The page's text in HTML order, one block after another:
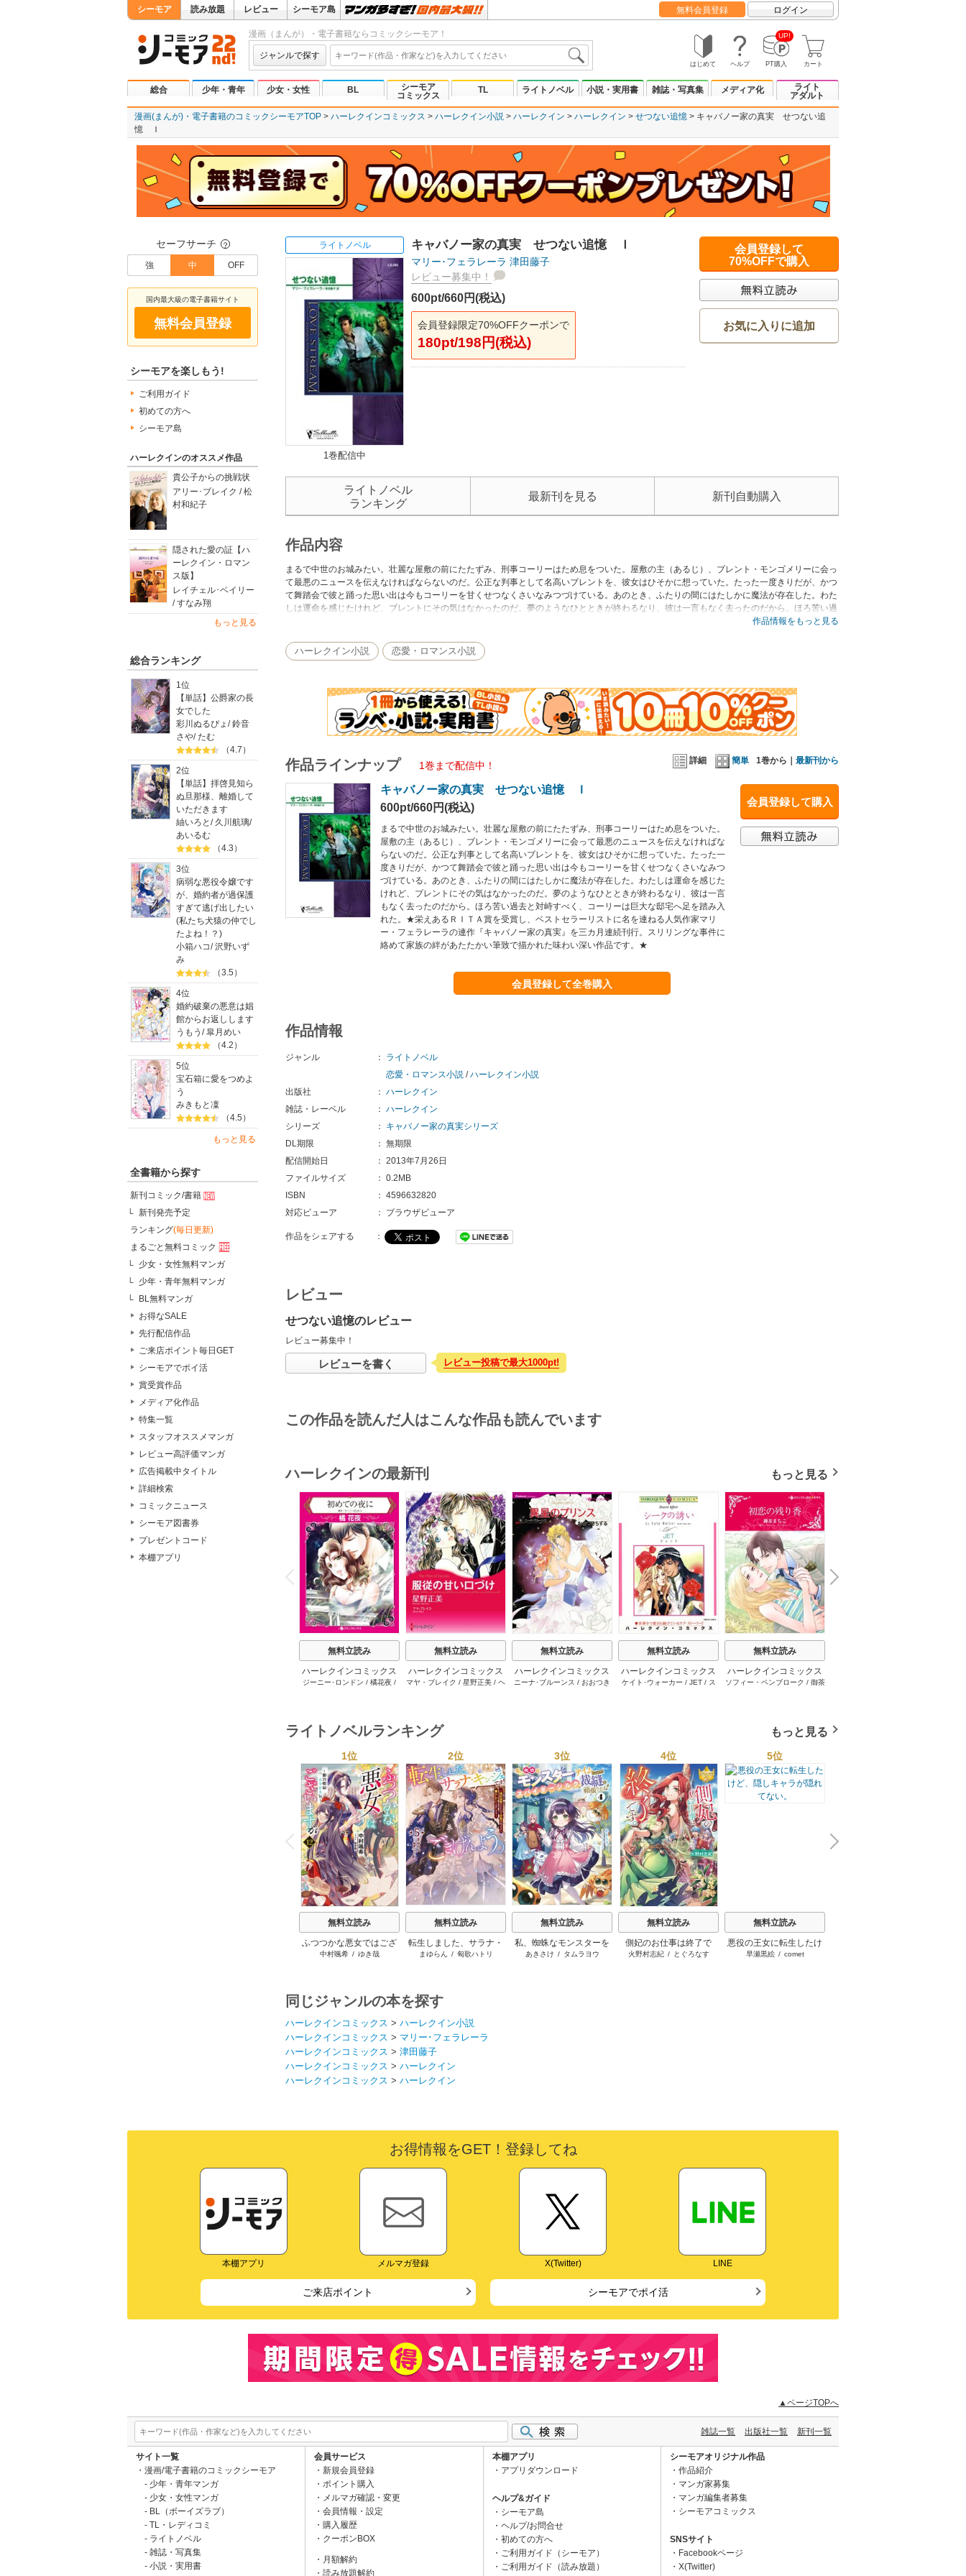
シーモア 読み放題 レビュー シーモア島 無料会員登録 ログイン
漫画（まんが）・電子書籍ならコミックシーモア！
ジャンルで探す
はじめて ヘルプ
UP!
PT購入 カート
総合 少年・青年 少女・女性 BL
シーモア
コミックス
TL ライトノベル 小説・実用書 雑誌・写真集 メディア化
ライト
アダルト
漫画(まんが)・電子書籍のコミックシーモアTOP ハーレクインコミックス ハーレクイン小説 ハーレクイン ハーレクイン せつない追憶
キャバノー家の真実 せつない追
憶 Ｉ
セーフサーチ ？
強 中 OFF
国内最大級の電子書籍サイト
無料会員登録
シーモアを楽しもう!
ご利用ガイド
初めての方へ
シーモア島
ハーレクインのオススメ作品
貴公子からの挑戦状
アリー･ブレイク / 松
村和紀子
隠された愛の証【ハ
ーレクイン・ロマン
ス版】
レイチェル･ベイリー
/ すなみ翔
もっと見る
総合ランキング
1位
【単話】公爵家の長
女でした
彩川ぬるぴょ /鈴音
さや/たむ
（4.7）
2位
【単話】拝啓見知ら
ぬ旦那様、離婚して
いただきます
紬いろと / 久川航璃/
あいるむ
（4.3）
3位
病弱な悪役令嬢です
が、婚約者が過保護
すぎて逃げ出したい
(私たち犬猿の仲でし
たよね！？)
小箱ハコ/沢野いず
み
（3.5）
4位
婚約破棄の悪意は娼
館からお返しします
うもう /皐月めい
（4.2）
5位
宝石箱に愛をつめよ
う
みきもと凜
（4.5）
もっと見る
全書籍から探す
新刊コミック/書籍
新刊発売予定
ランキング(毎日更新)
まるごと無料コミック
少女・女性無料マンガ
少年・青年無料マンガ
BL無料マンガ
お得なSALE
先行配信作品
ご来店ポイント毎日GET
シーモアでポイ活
賞受賞作品
メディア化作品
特集一覧
スタッフオススメマンガ
レビュー高評価マンガ
広告掲載中タイトル
詳細検索
コミックニュース
シーモア図書券
プレゼントコード
本棚アプリ
ライトノベル
1巻配信中
キャバノー家の真実 せつない追憶 Ｉ
マリー･フェラレーラ 津田藤子
レビュー募集中！
600pt/660円(税込)
会員登録限定70%OFFクーポンで
180pt/198円(税込)
会員登録して
70%OFFで購入
お気に入りに追加
ライトノベル
ランキング
最新刊を見る 新刊自動購入
作品内容
まるで中世のお城みたい。壮麗な屋敷の前にたたずみ、刑事コーリーはため息をついた。屋敷の主（あるじ）、ブレント・モンゴメリーに会っ
て最悪のニュースを伝えなければならないのだ。公正な判事として名高いブレントを、彼女はひそかに想っていた。たった一度きりだが、かつ
て舞踏会で彼と踊った思い出は今もコーリーを甘くせつなくさいなみつづけている。あのとき、ふたりの間にはたしかに魔法が存在した。わた
しは運命を感じたけれど、ブレントにその気はなかったのだ。夢のようなひとときが終わるなり、彼は一言もなく去ったのだから。ほろ苦い過
去と対峙すべく、コーリーは巨大な邸宅へ足を踏み入れた。★栄えあるＲＩＴＡ賞を受賞し、ベストセラーリストに名を連ねる人気作家マリ
い作品です。★
作品情報をもっと見る
ハーレクイン小説 恋愛・ロマンス小説
詳細 簡単 1巻から｜ 最新刊から
作品ラインナップ 1巻まで配信中！
会員登録して購入
キャバノー家の真実 せつない追憶 Ｉ
600pt/660円(税込)
まるで中世のお城みたい。壮麗な屋敷の前にたたずみ、刑事コーリーはため息をついた。
屋敷の主（あるじ）、ブレント・モンゴメリーに会って最悪のニュースを伝えなければな
らないのだ。公正な判事として名高いブレントを、彼女はひそかに想っていた。たった一
度きりだが、かつて舞踏会で彼と踊った思い出は今もコーリーを甘くせつなくさいなみつ
づけている。あのとき、ふたりの間にはたしかに魔法が存在した。わたしは運命を感じた
けれど、ブレントにその気はなかったのだ。夢のようなひとときが終わるなり、彼は一言
もなく去ったのだから。ほろ苦い過去と対峙すべく、コーリーは巨大な邸宅へ足を踏み入
れた。★栄えあるＲＩＴＡ賞を受賞し、ベストセラーリストに名を連ねる人気作家マリ
ー・フェラレーラの連作『キャバノー家の真実』を三カ月連続刊行。スリリングな事件に
絡めて家族の絆があたたかい筆致で描かれた味わい深い作品です。★
会員登録して全巻購入
作品情報
ジャンル ：
ライトノベル
恋愛・ロマンス小説 /ハーレクイン小説
出版社
： ハーレクイン
雑誌・レーベル
： ハーレクイン
シリーズ
：
キャバノー家の真実シリーズ
DL期限
： 無期限
配信開始日
： 2013年7月26日
ファイルサイズ
： 0.2MB
ISBN
： 4596632820
対応ビューア
： ブラウザビューア
作品をシェアする ：
レビュー
せつない追憶のレビュー
レビュー募集中！
レビューを書く レビュー投稿で最大1000pt!
この作品を読んだ人はこんな作品も読んでいます
ハーレクインの最新刊 もっと見る
P
r
e
i
o
u
s
無料立読み
ハーレクインコミックス
セット 2026年 vol.1064
ジーニー･ロンドン / 橘花夜 /
無料立読み
ハーレクインコミックス
セット 2026年 vol.1002
マヤ・ブレイク / 星野正美 / ヘ
無料立読み
ハーレクインコミックス
セット 2026年 vol.1063
ニーナ･ブルーンス / おおつき
無料立読み
ハーレクインコミックス
セット 2026年 vol.1001
ケイト･ウォーカー / JET/ ス
無料立読み
ハーレクインコミックス
セット 2026年 vol.1062
ソフィー・ペンブローク / 御茶
一ノ関りん子
N
e
x
t
ライトノベルランキング もっと見る
P
r
e
v
i
o
u
s
1位
無料立読み
ふつつかな悪女ではござ
いますが
中村颯希/ ゆき哉
2位
無料立読み
転生しました、サラナ・
キンジェです。ごきげん
まゆらん / 匈歌ハトリ
3位
無料立読み
私、蜘蛛なモンスターを
テイムしたので、スパイ
あきさけ / タムラヨウ
4位
無料立読み
側妃のお仕事は終了で
す。
火野村志紀 / とぐろなす
5位
無料立読み
悪役の王女に転生したけ
ど、隠しキャラが隠れて
早瀬黒絵/ comet
N
x
同じジャンルの本を探す
ハーレクインコミックス > ハーレクイン小説
ハーレクインコミックス > マリー･フェラレーラ
ハーレクインコミックス > 津田藤子
ハーレクインコミックス > ハーレクイン
ハーレクインコミックス > ハーレクイン
お得情報をGET！登録してね
本棚アプリ メルマガ登録 X(Twitter) LINE
ご来店ポイント シーモアでポイ活
▲ページTOPへ
雑誌一覧 出版社一覧 新刊一覧
サイト一覧
漫画/電子書籍のコミックシーモア
少年・青年マンガ
少女・女性マンガ
BL（ボーイズラブ）
TL・レディコミ
ライトノベル
雑誌・写真集
小説・実用書
会員サービス
新規会員登録
ポイント購入
メルマガ確認・変更
会員情報・設定
購入履歴
クーポンBOX
月額解約
読み放題解約
本棚アプリ
アプリダウンロード
ヘルプ&ガイド
シーモア島
ヘルプ/お問合せ
初めての方へ
ご利用ガイド（シーモア）
ご利用ガイド（読み放題）
シーモアオリジナル作品
作品紹介
マンガ家募集
マンガ編集者募集
シーモアコミックス
SNSサイト
Facebookページ
X(Twitter)